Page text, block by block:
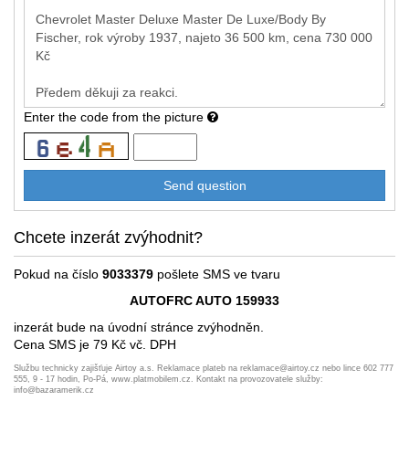
Enter the code from the picture
Chcete inzerát zvýhodnit?
Pokud na číslo 9033379 pošlete SMS ve tvaru
AUTOFRC AUTO 159933
inzerát bude na úvodní stránce zvýhodněn.
Cena SMS je 79 Kč vč. DPH
Službu technicky zajišťuje Airtoy a.s. Reklamace plateb na reklamace@airtoy.cz nebo lince 602 777
555, 9 - 17 hodin, Po-Pá, www.platmobilem.cz. Kontakt na provozovatele služby:
info@bazaramerik.cz